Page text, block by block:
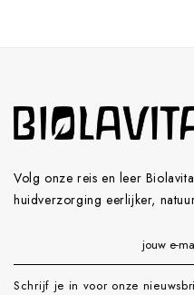
Volg onze reis en leer
huidverzorging eerlijker,
Schrijf je in voor onze